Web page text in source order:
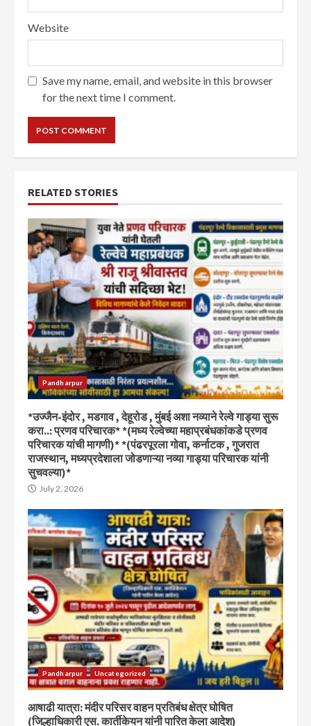
Website
Save my name, email, and website in this browser
for the next time I comment.
RELATED STORIES
Pandharpur
*उज्जैन-इंदोर , मडगाव , देहूरोड , मुंबई अशा नव्याने रेल्वे गाड्या सुरू
करा..: प्रणव परिचारक* *(मध्य रेल्वेच्या महाप्रबंधकांकडे प्रणव
परिचारक यांची मागणी)* *(पंढरपूरला गोवा, कर्नाटक , गुजरात
राजस्थान, मध्यप्रदेशाला जोडणाऱ्या नव्या गाड्या परिचारक यांनी
सुचवल्या)*
July 2, 2026
Pandharpur Uncategorized
आषाढी यात्रा: मंदीर परिसर वाहन प्रतिबंध क्षेत्र घोषित
(जिल्हाधिकारी एस. कार्तीकेयन यांनी पारित केला आदेश)